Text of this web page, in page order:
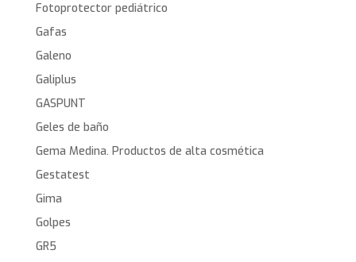
Fotoprotector pediátrico
Gafas
Galeno
Galiplus
GASPUNT
Geles de baño
Gema Medina. Productos de alta cosmética
Gestatest
Gima
Golpes
GR5